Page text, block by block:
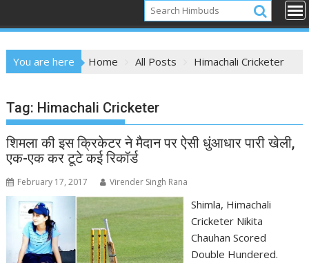
You are here Home All Posts Himachali Cricketer
Tag: Himachali Cricketer
शिमला की इस क्रिकेटर ने मैदान पर ऐसी धुंआधार पारी खेली,
एक-एक कर टूटे कई रिकॉर्ड
February 17, 2017 Virender Singh Rana
Shimla, Himachali
Cricketer Nikita
Chauhan Scored
Double Hundered.